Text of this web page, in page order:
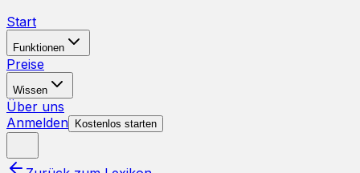
Start
Funktionen
Preise
Wissen
Über uns
Anmelden
Kostenlos starten